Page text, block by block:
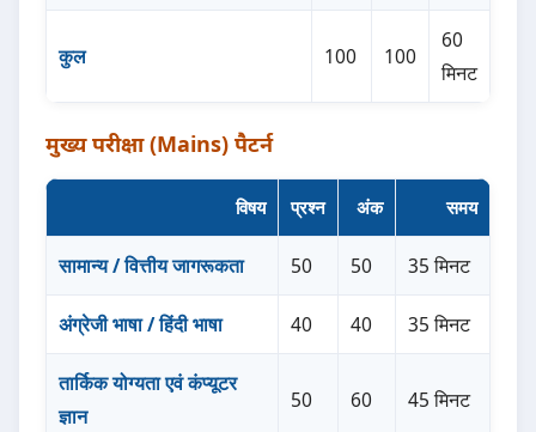
कुल 100 100
60
मिनट
मुख्य परीक्षा (Mains) पैटर्न
विषय प्रश्न अंक समय
सामान्य / वित्तीय जागरूकता 50 50 35 मिनट
अंग्रेजी भाषा / हिंदी भाषा 40 40 35 मिनट
तार्किक योग्यता एवं कंप्यूटर
ज्ञान
50 60 45 मिनट